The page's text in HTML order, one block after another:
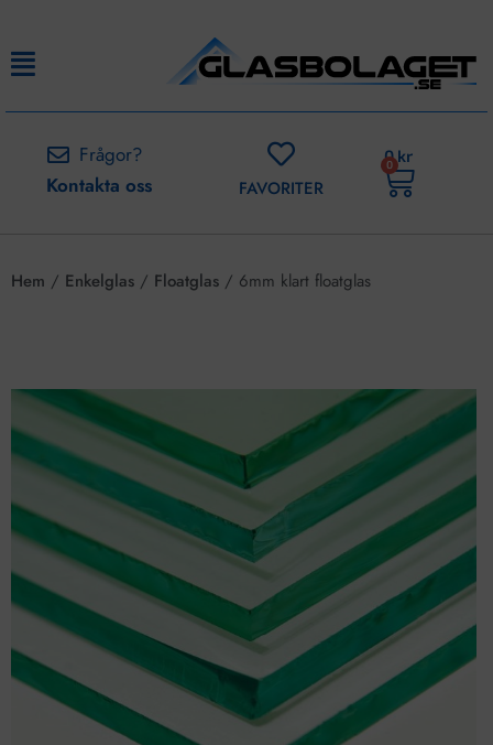
Frågor?
Kontakta oss
FAVORITER
0kr
0
Hem / Enkelglas / Floatglas / 6mm klart floatglas